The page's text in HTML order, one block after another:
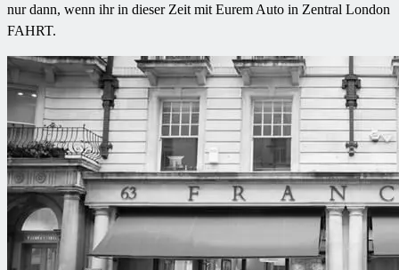
nur dann, wenn ihr in dieser Zeit mit Eurem Auto in Zentral London
FAHRT.